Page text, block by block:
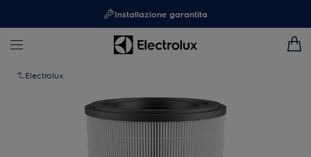
Installazione garantita
Electrolux